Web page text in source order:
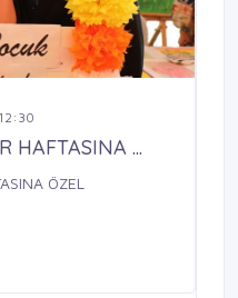
HAFTASINA ...
ÖZEL